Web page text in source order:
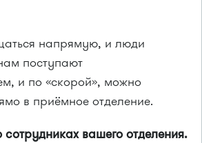
напрямую, и люди
поступают
и по «скорой», можно
в приёмное отделение.
вашего отделения.